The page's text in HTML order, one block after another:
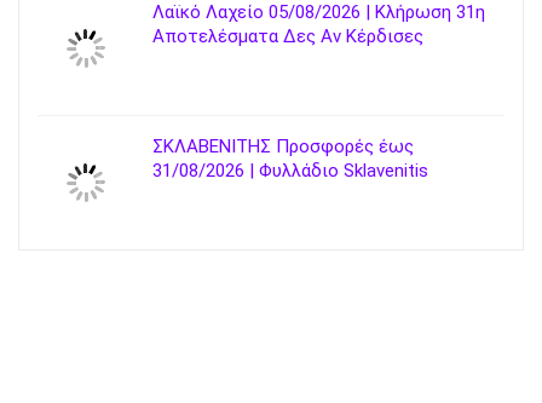
Λαϊκό Λαχείο 05/08/2026 | Κλήρωση 31η
Αποτελέσματα Δες Αν Κέρδισες
ΣΚΛΑΒΕΝΙΤΗΣ Προσφορές έως
31/08/2026 | Φυλλάδιο Sklavenitis